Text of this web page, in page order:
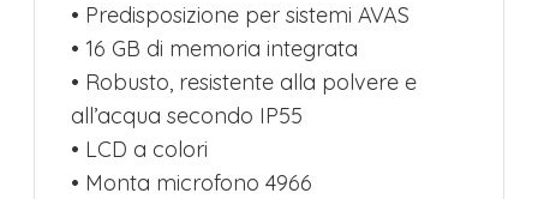
• Predisposizione per sistemi AVAS
• 16 GB di memoria integrata
• Robusto, resistente alla polvere e
all’acqua secondo IP55
• LCD a colori
• Monta microfono 4966